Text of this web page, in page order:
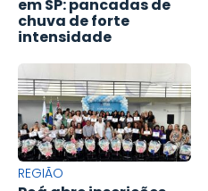
em SP: pancadas de
chuva de forte
intensidade
REGIÃO